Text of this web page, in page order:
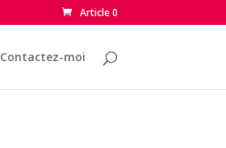
Article 0
Contactez-moi